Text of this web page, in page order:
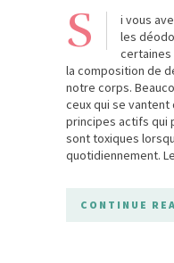
S
i vous
les
certaines
la composition de
notre corps.
ceux qui se vantent
principes actifs qui
sont toxiques
quotidiennement.
CONTINUE